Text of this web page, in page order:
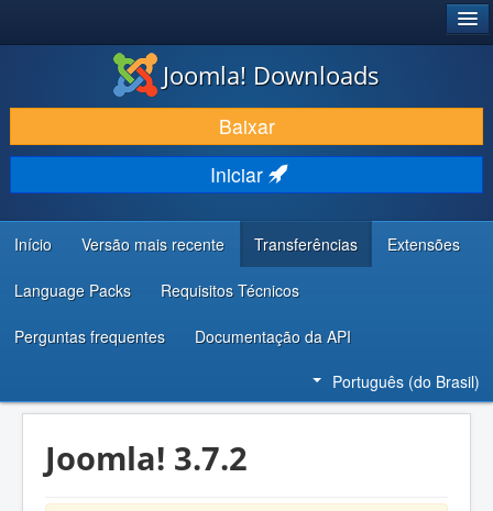
BAIXAR E APRIMORAR
DESCUBRA & APRENDA
COMUNIDADE & SUPORTE
RECURSOS PARA DESENVOLVEDORES
Joomla! Downloads
Baixar
Iniciar
Início Versão mais recente Transferências Extensões
Language Packs Requisitos Técnicos
Perguntas frequentes Documentação da API
Português (do Brasil)
Joomla! 3.7.2